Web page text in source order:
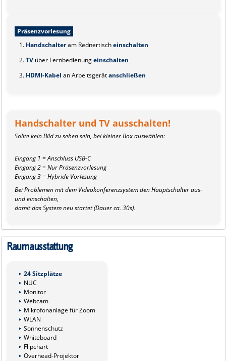
Präsenzvorlesung
Handschalteram Rednertischeinschalten
TV über Fernbedienungeinschalten
HDMI-Kabel an Arbeitsgerätanschließen
Handschalter und TV ausschalten!
Sollte kein Bild zu sehen sein, bei kleiner Box auswählen:
Eingang 1 = Anschluss USB-C
Eingang 2 = Nur Präsenzvorlesung
Eingang 3 = Hybride Vorlesung
Bei Problemen mit dem Videokonferenzsystem den Hauptschalter aus-
und einschalten,
damit das System neu startet (Dauer ca. 30s).
Raumausstattung
24 Sitzplätze
NUC
Monitor
Webcam
Mikrofonanlage für Zoom
WLAN
Sonnenschutz
Whiteboard
Flipchart
Overhead-Projektor